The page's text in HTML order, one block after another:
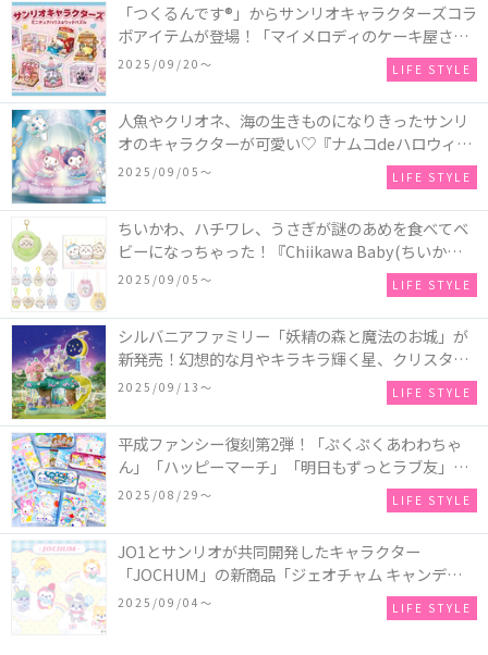
「つくるんです®」からサンリオキャラクターズコラ
ボアイテムが登場！「マイメロディのケーキ屋さ
ん」などミニチュアハウス8種類と、「シナモロール
のメリーゴーランド」などオルゴールで動く仕掛け
付きのウッドパズル2種類♪
2025/09/20〜 LIFE STYLE
人魚やクリオネ、海の生きものになりきったサンリ
オのキャラクターが可愛い♡『ナムコdeハロウィン
2025～マーメイドファンタジー～』全国のアミュー
ズメント施設「ナムコ」「ナムコオンラインクレー
ン」で開催！
2025/09/05〜 LIFE STYLE
ちいかわ、ハチワレ、うさぎが謎のあめを食べてベ
ビーになっちゃった！『Chiikawa Baby(ちいかわベ
ビー)』の催事を全国14か所で開催！
2025/09/05〜 LIFE STYLE
シルバニアファミリー「妖精の森と魔法のお城」が
新発売！幻想的な月やキラキラ輝く星、クリスタル
などの装飾がお城を彩る♡
2025/09/13〜 LIFE STYLE
平成ファンシー復刻第2弾！「ぷくぷくあわわちゃ
ん」「ハッピーマーチ」「明日もずっとラブ友」な
どの「カンペンケース」や「遊べるメモ帳」が発売
2025/08/29〜 LIFE STYLE
JO1とサンリオが共同開発したキャラクター
「JOCHUM」の新商品「ジェオチャム キャンディデ
ザインシリーズ」が発売！一部店舗限定で特別装飾
2025/09/04〜 LIFE STYLE